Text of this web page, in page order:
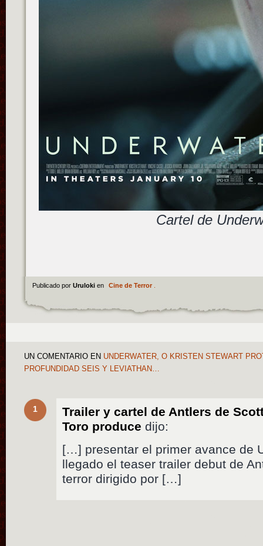
Cartel de
Publicado por Uruloki en Cine de Terror.
UN COMENTARIO EN UNDERWATER, O KRISTEN STEWART
PROFUNDIDAD SEIS Y LEVIATHAN…
1
Trailer y cartel de Antlers de
Toro produce dijo:
[…] presentar el primer avance de
llegado el teaser trailer debut de
terror dirigido por […]